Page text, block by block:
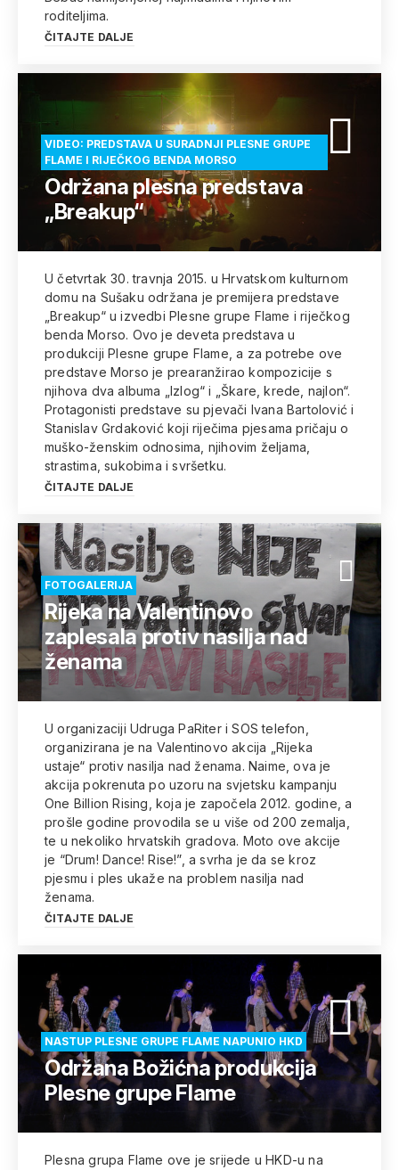
roditeljima.
ČITAJTE DALJE
VIDEO: PREDSTAVA U SURADNJI PLESNE GRUPE
FLAME I RIJEČKOG BENDA MORSO
Održana plesna predstava
„Breakup“
U četvrtak 30. travnja 2015. u Hrvatskom kulturnom
domu na Sušaku održana je premijera predstave
„Breakup“ u izvedbi Plesne grupe Flame i riječkog
benda Morso. Ovo je deveta predstava u
produkciji Plesne grupe Flame, a za potrebe ove
predstave Morso je prearanžirao kompozicije s
njihova dva albuma „Izlog“ i „Škare, krede, najlon“.
Protagonisti predstave su pjevači Ivana Bartolović i
Stanislav Grdaković koji riječima pjesama pričaju o
muško-ženskim odnosima, njihovim željama,
strastima, sukobima i svršetku.
ČITAJTE DALJE
FOTOGALERIJA
Rijeka na Valentinovo
zaplesala protiv nasilja nad
ženama
U organizaciji Udruga PaRiter i SOS telefon,
organizirana je na Valentinovo akcija „Rijeka
ustaje“ protiv nasilja nad ženama. Naime, ova je
akcija pokrenuta po uzoru na svjetsku kampanju
One Billion Rising, koja je započela 2012. godine, a
prošle godine provodila se u više od 200 zemalja,
te u nekoliko hrvatskih gradova. Moto ove akcije
je “Drum! Dance! Rise!”, a svrha je da se kroz
pjesmu i ples ukaže na problem nasilja nad
ženama.
ČITAJTE DALJE
NASTUP PLESNE GRUPE FLAME NAPUNIO HKD
Održana Božićna produkcija
Plesne grupe Flame
Plesna grupa Flame ove je srijede u HKD-u na